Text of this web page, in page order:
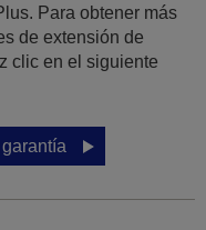
Para obtener más
de extensión de
clic en el siguiente